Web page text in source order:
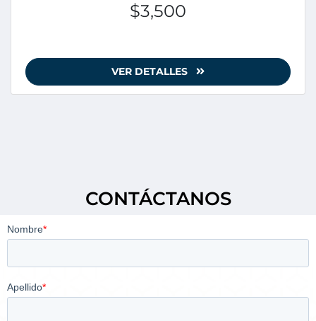
$3,500
VER DETALLES
CONTÁCTANOS